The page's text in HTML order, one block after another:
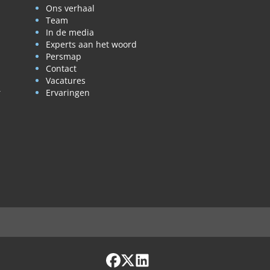
Ons verhaal
Team
In de media
Experts aan het woord
Persmap
Contact
Vacatures
Ervaringen
Facebook
X / Twitter
LinkedIn